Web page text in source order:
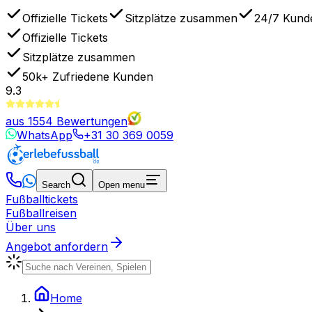
Offizielle Tickets Sitzplätze zusammen
24/7
Offizielle Tickets
Sitzplätze zusammen
50k+ Zufriedene Kunden
9.3
aus 1554 Bewertungen
WhatsApp
+31 30 369 0059
Search Open menu
Fußballtickets
Fußballreisen
Über uns
Angebot anfordern
Home